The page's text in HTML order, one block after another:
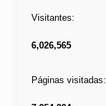
Visitantes:
6,026,565
Páginas visitadas: